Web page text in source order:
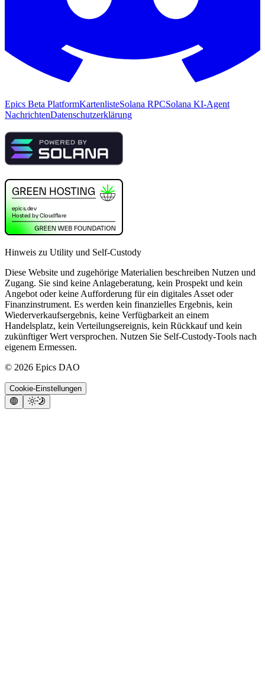
Epics Beta PlatformKartenlisteSolana RPCSolana KI-Agent
NachrichtenDatenschutzerklärung
Hinweis zu Utility und Self-Custody
Diese Website und zugehörige Materialien beschreiben Nutzen und
Zugang. Sie sind keine Anlageberatung, kein Prospekt und kein
Angebot oder keine Aufforderung für ein digitales Asset oder
Finanzinstrument. Es werden kein finanzielles Ergebnis, kein
Wiederverkaufsergebnis, keine Verfügbarkeit an einem
Handelsplatz, kein Verteilungsereignis, kein Rückkauf und kein
zukünftiger Wert versprochen. Nutzen Sie Self-Custody-Tools nach
eigenem Ermessen.
© 2026 Epics DAO
Cookie-Einstellungen